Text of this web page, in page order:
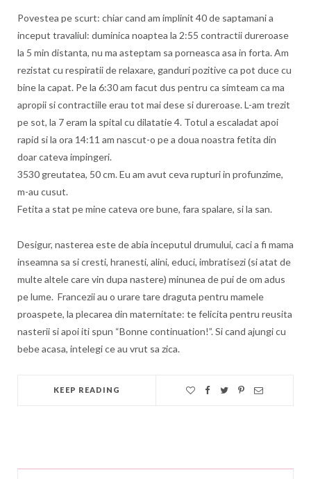
Povestea pe scurt: chiar cand am implinit 40 de saptamani a
inceput travaliul: duminica noaptea la 2:55 contractii dureroase
la 5 min distanta, nu ma asteptam sa porneasca asa in forta. Am
rezistat cu respiratii de relaxare, ganduri pozitive ca pot duce cu
bine la capat. Pe la 6:30 am facut dus pentru ca simteam ca ma
apropii si contractiile erau tot mai dese si dureroase. L-am trezit
pe sot, la 7 eram la spital cu dilatatie 4. Totul a escaladat apoi
rapid si la ora 14:11 am nascut-o pe a doua noastra fetita din
doar cateva impingeri.
3530 greutatea, 50 cm. Eu am avut ceva rupturi in profunzime,
m-au cusut.
Fetita a stat pe mine cateva ore bune, fara spalare, si la san.
Desigur, nasterea este de abia inceputul drumului, caci a fi mama
inseamna sa si cresti, hranesti, alini, educi, imbratisezi (si atat de
multe altele care vin dupa nastere) minunea de pui de om adus
pe lume. Francezii au o urare tare draguta pentru mamele
proaspete, la plecarea din maternitate: te felicita pentru reusita
nasterii si apoi iti spun “Bonne continuation!”. Si cand ajungi cu
bebe acasa, intelegi ce au vrut sa zica.
KEEP READING